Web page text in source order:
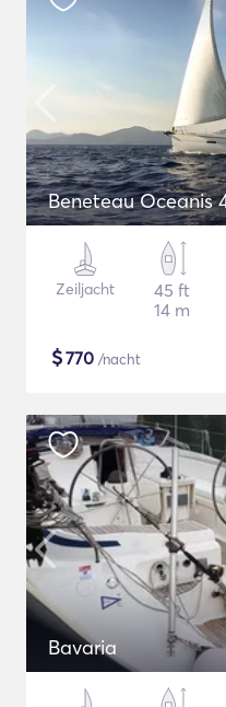
Beneteau Oceanis
Zeiljacht
45 ft
14 m
$770 /nacht
Bavaria